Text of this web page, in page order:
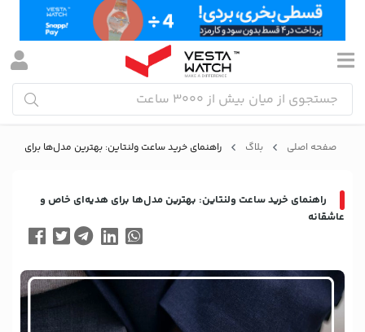
صفحه اصلی بلاگ راهنمای خرید ساعت ولنتاین: بهترین مدل‌ها برای
راهنمای خرید ساعت ولنتاین: بهترین مدل‌ها برای هدیه‌ای خاص و
عاشقانه